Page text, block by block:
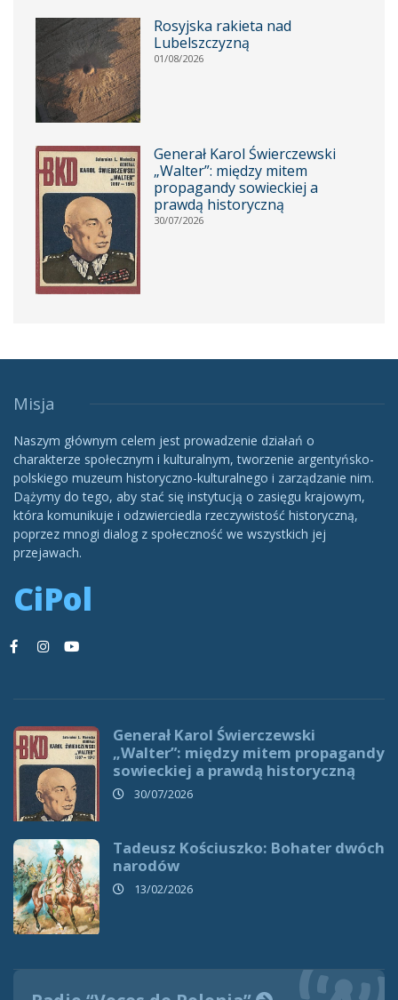
Rosyjska rakieta nad
Lubelszczyzną
01/08/2026
Generał Karol Świerczewski
„Walter”: między mitem
propagandy sowieckiej a
prawdą historyczną
30/07/2026
Misja
Naszym głównym celem jest prowadzenie działań o
charakterze społecznym i kulturalnym, tworzenie argentyńsko-
polskiego muzeum historyczno-kulturalnego i zarządzanie nim.
Dążymy do tego, aby stać się instytucją o zasięgu krajowym,
która komunikuje i odzwierciedla rzeczywistość historyczną,
poprzez mnogi dialog z społeczność we wszystkich jej
przejawach.
CiPol
Generał Karol Świerczewski
„Walter”: między mitem propagandy
sowieckiej a prawdą historyczną
30/07/2026
Tadeusz Kościuszko: Bohater dwóch
narodów
13/02/2026